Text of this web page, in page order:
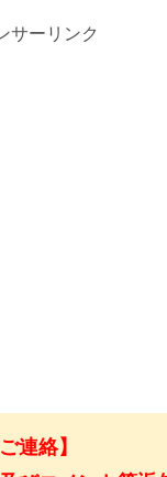
サーリンク
連絡】